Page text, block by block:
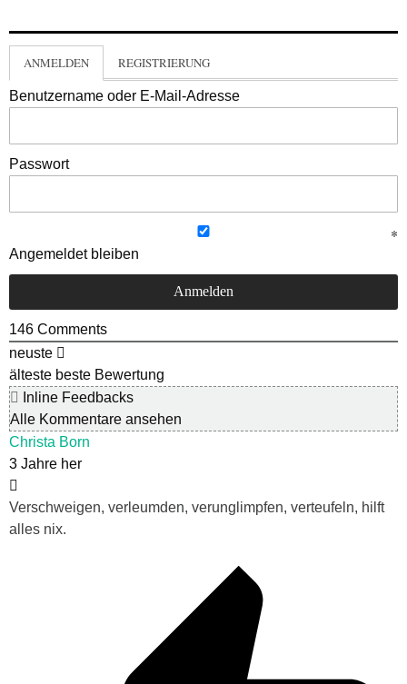
ANMELDEN REGISTRIERUNG
Benutzername oder E-Mail-Adresse
Passwort
Angemeldet bleiben
146 Comments
neuste
älteste beste Bewertung
Inline Feedbacks
Alle Kommentare ansehen
Christa Born
3 Jahre her
Verschweigen, verleumden, verunglimpfen, verteufeln, hilft
alles nix.